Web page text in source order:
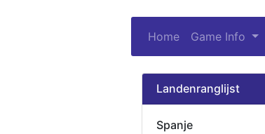
Home Game Info
Landenranglijst
Spanje